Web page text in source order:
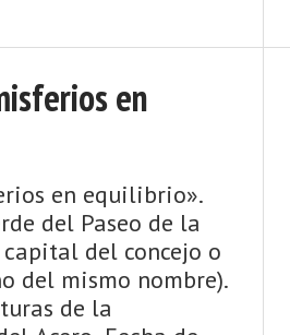
en
en equilibrio».
del Paseo de la
del concejo o
del mismo nombre).
de la